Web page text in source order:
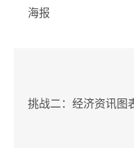
海报
挑战二：经济资讯图